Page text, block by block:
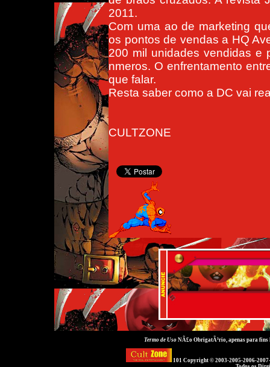
2011.
Com uma ao de marketing
os pontos de vendas a HQ
200 mil unidades vendidas e
nmeros. O enfrentamento
que falar.
Resta saber como a DC vai
CULTZONE
Termo de UsoNÃ£o ObrigatÃ³rio, apenas para
101 Copyright © 2003-2005-2006-